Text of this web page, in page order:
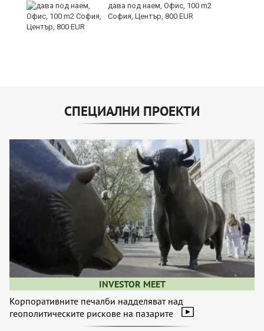
дава под наем, Офис, 100 m2
София, Център, 800 EUR
СПЕЦИАЛНИ ПРОЕКТИ
INVESTOR MEET
Корпоративните печалби надделяват над
геополитическите рискове на пазарите